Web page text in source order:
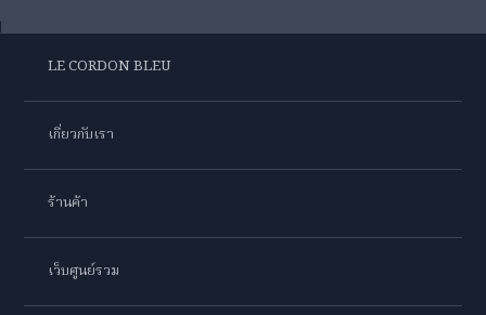
LE CORDON BLEU
เกี่ยวกับเรา
ร้านค้า
เว็บศูนย์รวม